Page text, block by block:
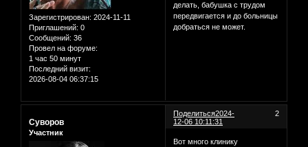
Зарегистрирован: 2024-11-11
Приглашений: 0
Сообщений: 36
Провел на форуме:
1 час 50 минут
Последний визит:
2026-08-04 06:37:15
делать, бабушка с трудом
передвигается и до больницы
добраться не может.
Поделиться 2
2024-
12-06 10:11:31
Суворов
Участник
Вот много клинику